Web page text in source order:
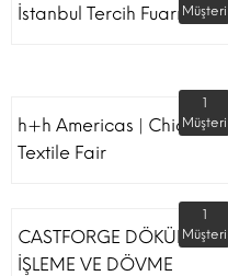
İstanbul Tercih Fuarı Müşteri
h+h Americas | Chicago
Textile Fair
1
Müşteri
CASTFORGE DÖKÜM,
İŞLEME VE DÖVME
1
Müşteri